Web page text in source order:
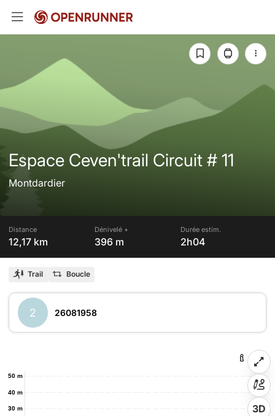
Espace Ceven'trail Circuit # 11
Montdardier
Distance
12,17 km
Dénivelé +
396 m
Durée estim.
2h04
Trail Boucle
2 26081958
30 m
40 m
50 m
3D